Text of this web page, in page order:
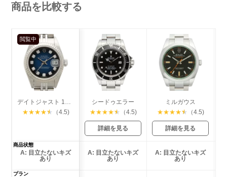
商品を比較する
閲覧中
デイトジャスト 10Pダイヤ
★★★★★ （4.5)
シードゥエラー
★★★★★ （4.5)
詳細を見る
ミルガウス
★★★★★ （4.5)
詳細を見る
商品状態
A: 目立たないキズ
あり
A: 目立たないキズ
あり
A: 目立たないキズ
あり
プラン